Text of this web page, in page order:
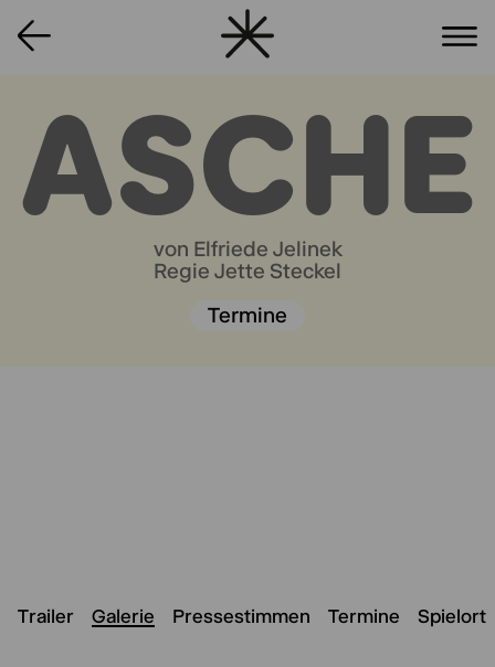
ASCHE
von Elfriede Jelinek
Regie Jette Steckel
Termine
Trailer Galerie Pressestimmen Termine Spielort